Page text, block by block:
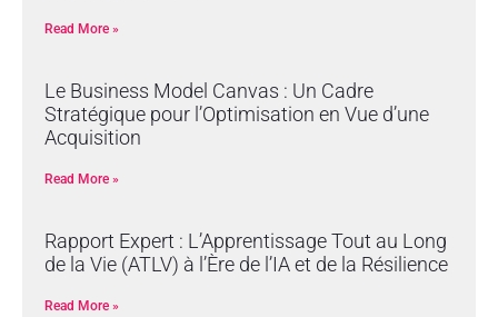
Read More »
Le Business Model Canvas : Un Cadre
Stratégique pour l’Optimisation en Vue d’une
Acquisition
Read More »
Rapport Expert : L’Apprentissage Tout au Long
de la Vie (ATLV) à l’Ère de l’IA et de la Résilience
Read More »